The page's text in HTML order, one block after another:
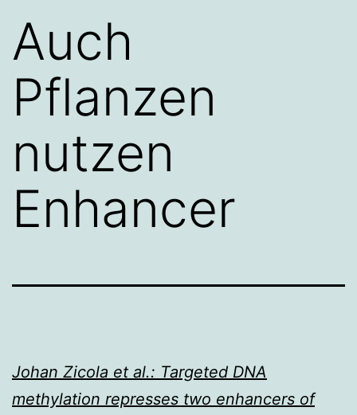
Auch
Pflanzen
nutzen
Enhancer
Johan Zicola et al.: Targeted DNA
methylation represses two enhancers of